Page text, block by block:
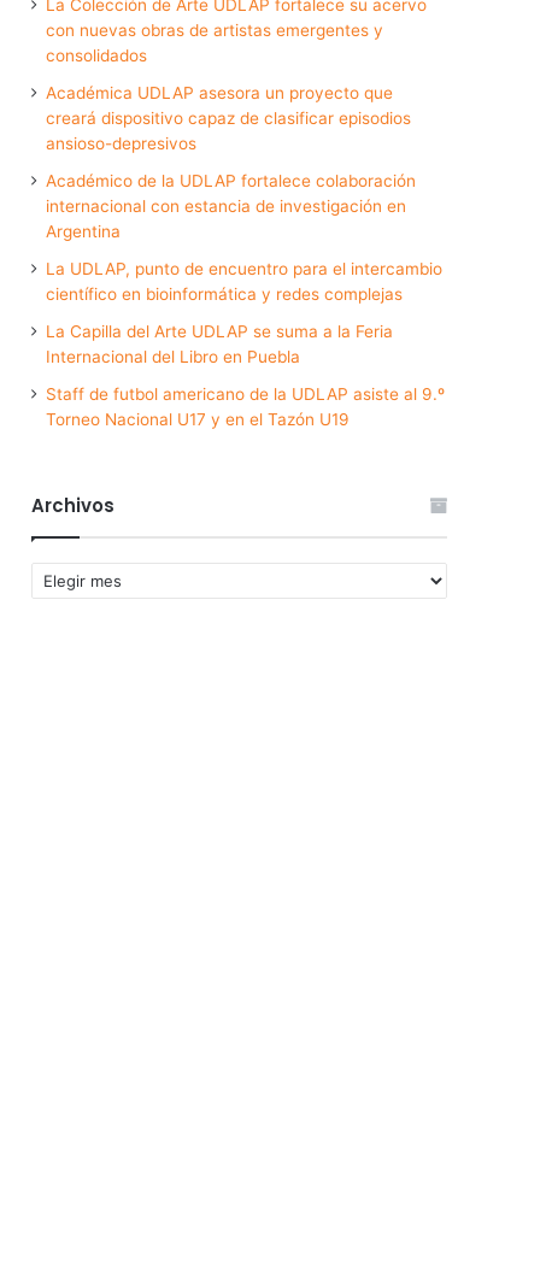
La Colección de Arte UDLAP fortalece su acervo
con nuevas obras de artistas emergentes y
consolidados
Académica UDLAP asesora un proyecto que
creará dispositivo capaz de clasificar episodios
ansioso-depresivos
Académico de la UDLAP fortalece colaboración
internacional con estancia de investigación en
Argentina
La UDLAP, punto de encuentro para el intercambio
científico en bioinformática y redes complejas
La Capilla del Arte UDLAP se suma a la Feria
Internacional del Libro en Puebla
Staff de futbol americano de la UDLAP asiste al 9.º
Torneo Nacional U17 y en el Tazón U19
Archivos
Archivos